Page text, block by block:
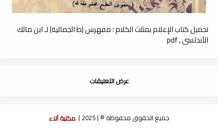
تحميل كتاب الإعلام بمثلث الكلام ؛ مفهرس (ط الجمالية) لـ ابن مالك
الأندلسي , pdf
عرض التعليقات
جميع الحقوق محفوظة © ( 2025 ) مكتبة آلاء